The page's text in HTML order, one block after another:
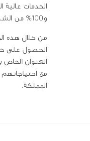
و100% من الشركات والمؤسسات.”
من خلال هذه
الحصول على
العنوان الخاص
مع
المملكة.